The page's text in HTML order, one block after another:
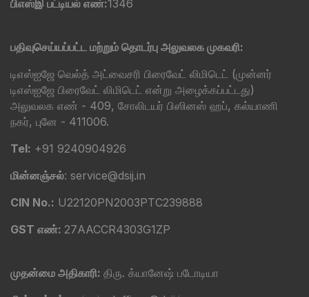
பிஎஸ்இ பட்டியல் எண்:1346
பதிவுசெய்யப்பட்ட மற்றும் தொடர்பு அலுவலக முகவரி:
டிஎஸ்ஐஜே வெல்த் அட்வைசரி பிரைவேட் லிமிடெட் (முன்னர்
டிஎஸ்ஐஜே பிரைவேட் லிமிடெட் என்று அழைக்கப்பட்டது)
அலுவலக எண் - 409, சோலிடயர் பிஸினஸ் ஹப், கல்யாணி
நகர், புனே - 411006.
Tel: +91 9240904926
மின்னஞ்சல்: service@dsij.in
CIN No.: U22120PN2003PTC239888
GST எண்: 27AACCR4303G1ZP
முதன்மை அதிகாரி: திரு. க்யானேஷ் படோடியா